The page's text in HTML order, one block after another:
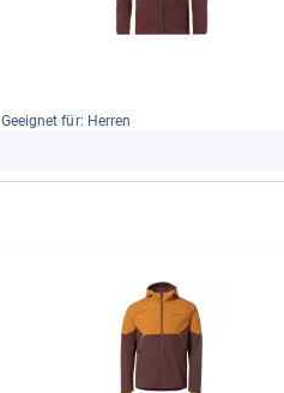
Geeig­net für: Her­ren